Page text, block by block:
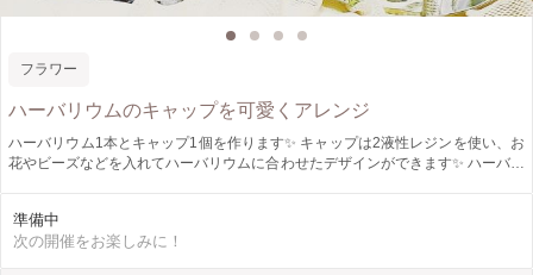
フラワー
ハーバリウムのキャップを可愛くアレンジ
ハーバリウム1本とキャップ1個を作ります✨ キャップは2液性レジンを使い、お
花やビーズなどを入れてハーバリウムに合わせたデザインができます✨ ハーバリ
準備中
次の開催をお楽しみに！